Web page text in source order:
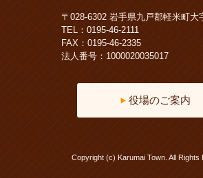
〒028-6302 岩手県九戸郡軽米町大
TEL： 0195-46-2111
FAX：0195-46-2335
法人番号：1000020035017
役場のご案内
Copyright (c) Karumai Town. All Rights